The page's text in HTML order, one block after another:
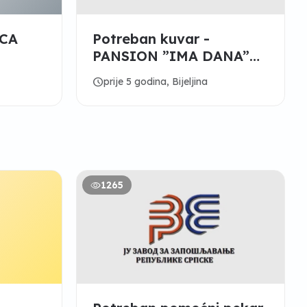
Potreban kuvar -
PANSION ”IMA DANA”
Bijeljina
scheduleprije 5 godina, Bijeljina
1265